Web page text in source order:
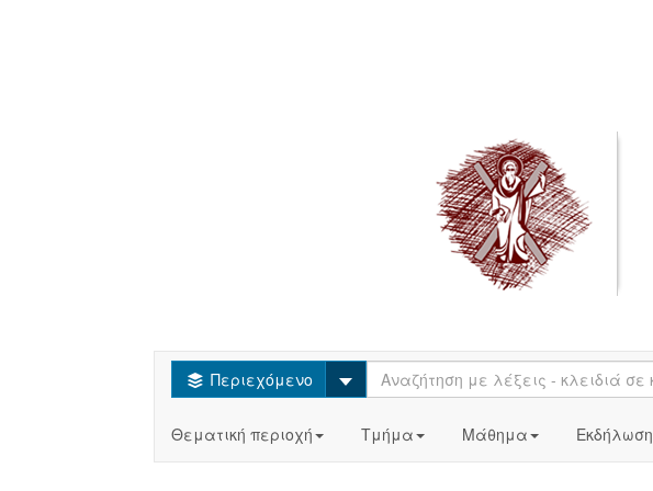
Περιεχόμενο Select
Θεματική περιοχή Τμήμα Μάθημα Εκδήλωση